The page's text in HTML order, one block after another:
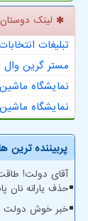
لینک
تبلیغات
مستر گرین وال
نمایشگاه
نمایشگاه
پربیننده ترین
آقای دولت!
حذف یارانه
خبر خوش دولت